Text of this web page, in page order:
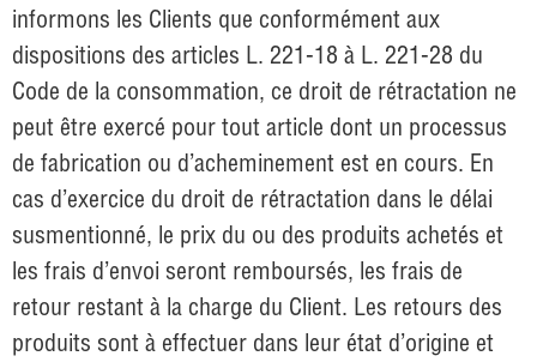
informons les Clients que conformément aux
dispositions des articles L. 221-18 à L. 221-28 du
Code de la consommation, ce droit de rétractation ne
peut être exercé pour tout article dont un processus
de fabrication ou d’acheminement est en cours. En
cas d’exercice du droit de rétractation dans le délai
susmentionné, le prix du ou des produits achetés et
les frais d’envoi seront remboursés, les frais de
retour restant à la charge du Client. Les retours des
produits sont à effectuer dans leur état d’origine et